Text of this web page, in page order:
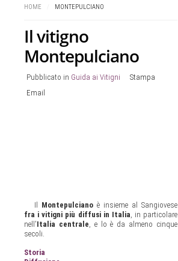
HOME MONTEPULCIANO
Il vitigno
Montepulciano
Pubblicato in Guida ai Vitigni
Stampa
Email
Il Montepulciano è insieme al Sangiovese
fra i vitigni più diffusi in Italia, in particolare
nell'Italia centrale, e lo è da almeno cinque
secoli.
Storia